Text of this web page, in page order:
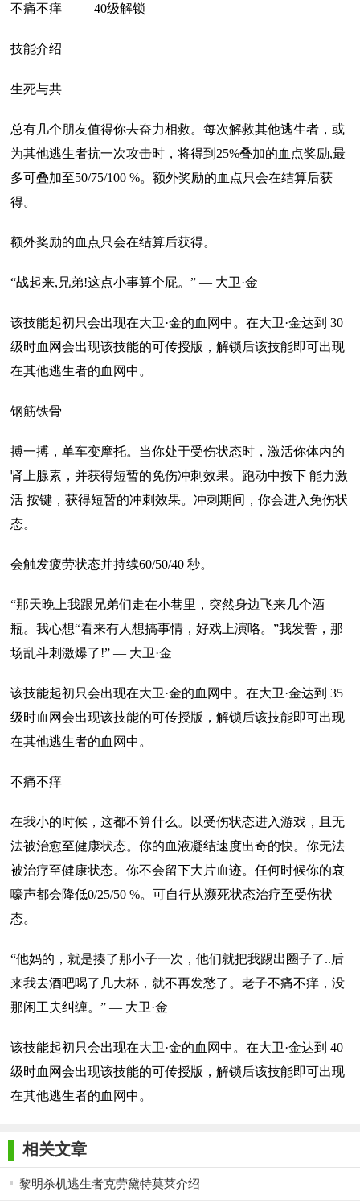
不痛不痒 —— 40级解锁
技能介绍
生死与共
总有几个朋友值得你去奋力相救。每次解救其他逃生者，或
为其他逃生者抗一次攻击时，将得到25%叠加的血点奖励,最
多可叠加至50/75/100 %。额外奖励的血点只会在结算后获
得。
额外奖励的血点只会在结算后获得。
“战起来,兄弟!这点小事算个屁。” — 大卫·金
该技能起初只会出现在大卫·金的血网中。在大卫·金达到 30
级时血网会出现该技能的可传授版，解锁后该技能即可出现
在其他逃生者的血网中。
钢筋铁骨
搏一搏，单车变摩托。当你处于受伤状态时，激活你体内的
肾上腺素，并获得短暂的免伤冲刺效果。跑动中按下 能力激
活 按键，获得短暂的冲刺效果。冲刺期间，你会进入免伤状
态。
会触发疲劳状态并持续60/50/40 秒。
“那天晚上我跟兄弟们走在小巷里，突然身边飞来几个酒
瓶。我心想“看来有人想搞事情，好戏上演咯。”我发誓，那
场乱斗刺激爆了!” — 大卫·金
该技能起初只会出现在大卫·金的血网中。在大卫·金达到 35
级时血网会出现该技能的可传授版，解锁后该技能即可出现
在其他逃生者的血网中。
不痛不痒
在我小的时候，这都不算什么。以受伤状态进入游戏，且无
法被治愈至健康状态。你的血液凝结速度出奇的快。你无法
被治疗至健康状态。你不会留下大片血迹。任何时候你的哀
嚎声都会降低0/25/50 %。可自行从濒死状态治疗至受伤状
态。
“他妈的，就是揍了那小子一次，他们就把我踢出圈子了..后
来我去酒吧喝了几大杯，就不再发愁了。老子不痛不痒，没
那闲工夫纠缠。” — 大卫·金
该技能起初只会出现在大卫·金的血网中。在大卫·金达到 40
级时血网会出现该技能的可传授版，解锁后该技能即可出现
在其他逃生者的血网中。
相关文章
黎明杀机逃生者克劳黛特莫莱介绍